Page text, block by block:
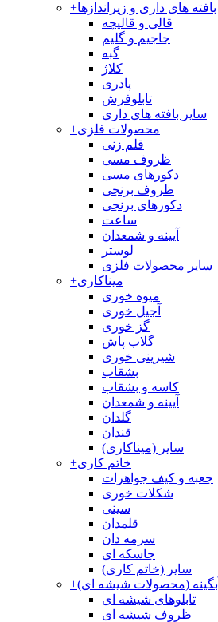
+بافته های داری و زیراندازها
قالی و قالیچه
جاجیم و گلیم
گبه
کلاژ
پادری
تابلوفرش
سایر بافته های داری
+محصولات فلزی
قلم زنی
ظروف مسی
دکورهای مسی
ظروف برنجی
دکورهای برنجی
ساعت
آیینه و شمعدان
لوستر
سایر محصولات فلزی
+میناکاری
میوه خوری
آجیل خوری
گز خوری
گلاب پاش
شیرینی خوری
بشقاب
کاسه و بشقاب
آیینه و شمعدان
گلدان
قندان
سایر (میناکاری)
+خاتم کاری
جعبه و کیف جواهرات
شکلات خوری
سینی
قلمدان
سرمه دان
جاسکه ای
سایر (خاتم کاری)
+آبگینه (محصولات شیشه ای)
تابلوهای شیشه ای
ظروف شیشه ای